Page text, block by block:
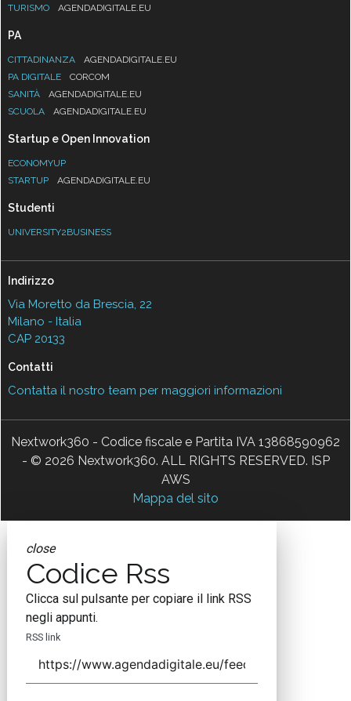
TURISMO
AGENDADIGITALE.EU
PA
CITTADINANZA
AGENDADIGITALE.EU
PA DIGITALE
CORCOM
SANITÀ
AGENDADIGITALE.EU
SCUOLA
AGENDADIGITALE.EU
Startup e Open Innovation
ECONOMYUP
STARTUP
AGENDADIGITALE.EU
Studenti
UNIVERSITY2BUSINESS
Indirizzo
Via Moretto da Brescia, 22
Milano - Italia
CAP 20133
Contatti
Contatta il nostro team per maggiori informazioni
Nextwork360 - Codice fiscale e Partita IVA 13868590962
- © 2026 Nextwork360. ALL RIGHTS RESERVED. ISP
AWS
Mappa del sito
close
Codice Rss
Clicca sul pulsante per copiare il link RSS
negli appunti.
RSS link